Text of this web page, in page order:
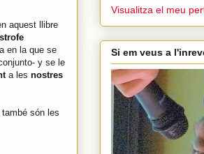
aquest llibre
en la que se
y se le
a les nostres
també són les
Visualitza el meu
Si em veus a